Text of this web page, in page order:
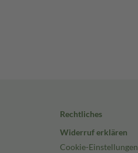
Rechtliches
Widerruf erklären
Cookie-Einstellungen